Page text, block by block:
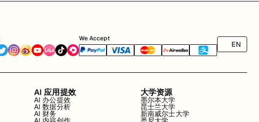
We Accept
EN
AI 应用提效
AI 办公提效
AI 数据分析
AI 财务
大学资源
墨尔本大学
昆士兰大学
新南威尔士大学